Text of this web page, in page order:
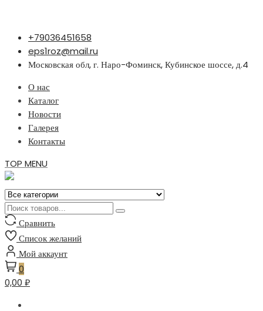
Перейти
содержимому
+79036451658
eps1roz@mail.ru
Московская обл, г. Наро-Фоминск, Кубинское шоссе, д.4
О нас
Каталог
Новости
Галерея
Контакты
TOP MENU
Сравнить
Список желаний
Мой аккаунт
0
0,00 ₽